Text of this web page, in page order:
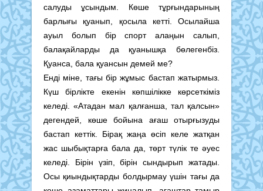
салуды ұсындым. Көше тұрғындарының
барлығы қуанып, қосыла кетті. Осылайша
ауыл болып бір спорт алаңын салып,
балақайларды да қуанышқа бөлегенбіз.
Қуанса, бала қуансын демей ме?
Енді міне, тағы бір жұмыс бастап жатырмыз.
Күш бірлікте екенін көпшілікке көр­сеткіміз
келеді. «Атадан мал қалғанша, тал қалсын»
дегендей, көше бойына ағаш отырғызуды
бастап кеттік. Бірақ жаңа өсіп келе жатқан
жас шыбықтарға бала да, төрт түлік те әуес
келеді. Бірін үзіп, бірін сындырып жатады.
Осы қиындықтарды болдырмау үшін тағы да